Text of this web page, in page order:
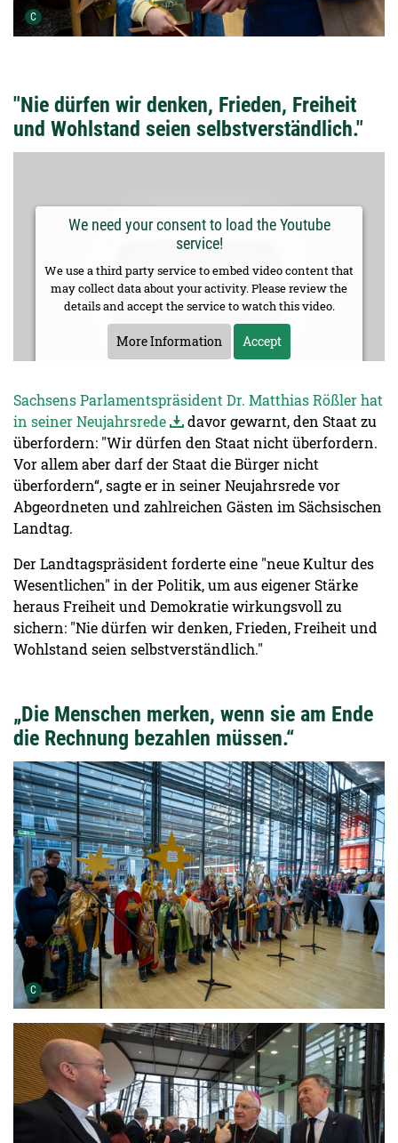
C Urheber der Grafik:
"Nie dürfen wir denken, Frieden, Freiheit
und Wohlstand seien selbstverständlich."
We need your consent to load the Youtube
service!
We use a third party service to embed video content that
may collect data about your activity. Please review the
details and accept the service to watch this video.
More Information Accept
Sachsens Parlamentspräsident Dr. Matthias Rößler hat
in seiner Neujahrsrede
davor gewarnt, den Staat zu
überfordern: "Wir dürfen den Staat nicht überfordern.
Vor allem aber darf der Staat die Bürger nicht
überfordern“, sagte er in seiner Neujahrsrede vor
Abgeordneten und zahlreichen Gästen im Sächsischen
Landtag.
Der Landtagspräsident forderte eine "neue Kultur des
Wesentlichen" in der Politik, um aus eigener Stärke
heraus Freiheit und Demokratie wirkungsvoll zu
sichern: "Nie dürfen wir denken, Frieden, Freiheit und
Wohlstand seien selbstverständlich."
„Die Menschen merken, wenn sie am Ende
die Rechnung bezahlen müssen.“
C Urheber der Grafik: